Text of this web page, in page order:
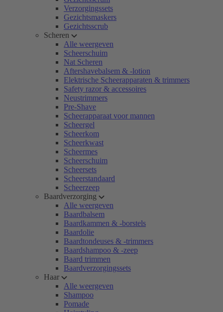
Verzorgingssets
Gezichtsmaskers
Gezichtsscrub
Scheren
Alle weergeven
Scheerschuim
Nat Scheren
Aftershavebalsem & -lotion
Elektrische Scheerapparaten & trimmers
Safety razor & accessoires
Neustrimmers
Pre-Shave
Scheerapparaat voor mannen
Scheergel
Scheerkom
Scheerkwast
Scheermes
Scheerschuim
Scheersets
Scheerstandaard
Scheerzeep
Baardverzorging
Alle weergeven
Baardbalsem
Baardkammen & -borstels
Baardolie
Baardtondeuses & -trimmers
Baardshampoo & -zeep
Baard trimmen
Baardverzorgingssets
Haar
Alle weergeven
Shampoo
Pomade